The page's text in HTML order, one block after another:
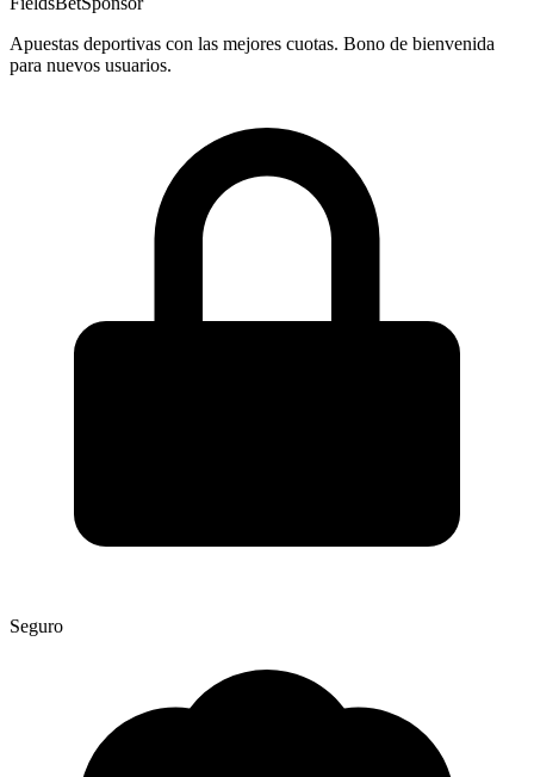
Apuestas deportivas con las mejores cuotas. Bono de bienvenida
para nuevos usuarios.
Seguro